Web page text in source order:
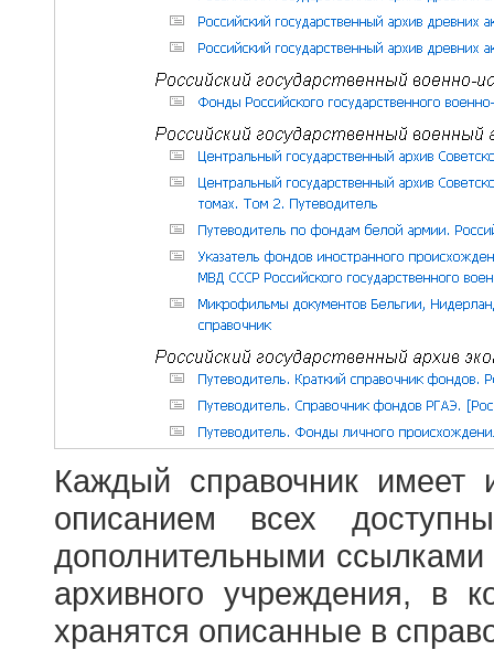
Каждый справочник имеет
описанием всех
дополнительными
архивного учреждения, в
хранятся описанные в